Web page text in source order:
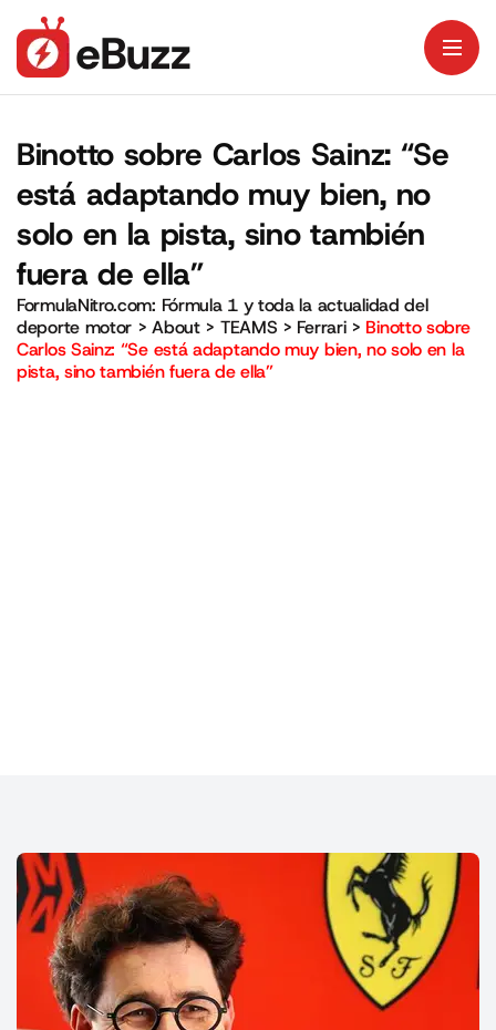
Binotto sobre Carlos Sainz: “Se
está adaptando muy bien, no
solo en la pista, sino también
fuera de ella”
FormulaNitro.com: Fórmula 1 y toda la actualidad del
deporte motor >About> TEAMS > Ferrari> Binotto sobre
Carlos Sainz: “Se está adaptando muy bien, no solo en la
pista, sino también fuera de ella”